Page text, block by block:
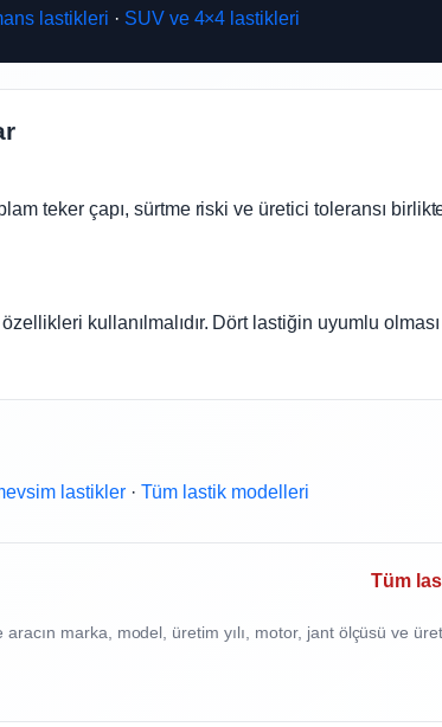
lastikleri · SUV ve 4×4 lastikleri
teker çapı, sürtme riski ve üretici toleransı
kullanılmalıdır. Dört lastiğin uyumlu
lastikler· Tüm lastik modelleri
Tüm
marka, model, üretim yılı, motor, jant ölçüsü ve